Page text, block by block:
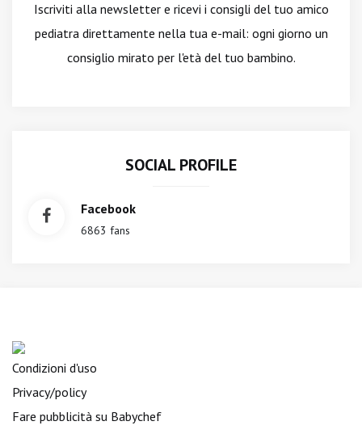
Iscriviti alla newslettere ricevi i consigli del tuo amico
pediatra direttamente nella tua e-mail: ogni giorno un
consiglio mirato per l'età del tuo bambino.
SOCIAL PROFILE
Facebook
6863 fans
Condizioni d'uso
Privacy/policy
Fare pubblicità su Babychef